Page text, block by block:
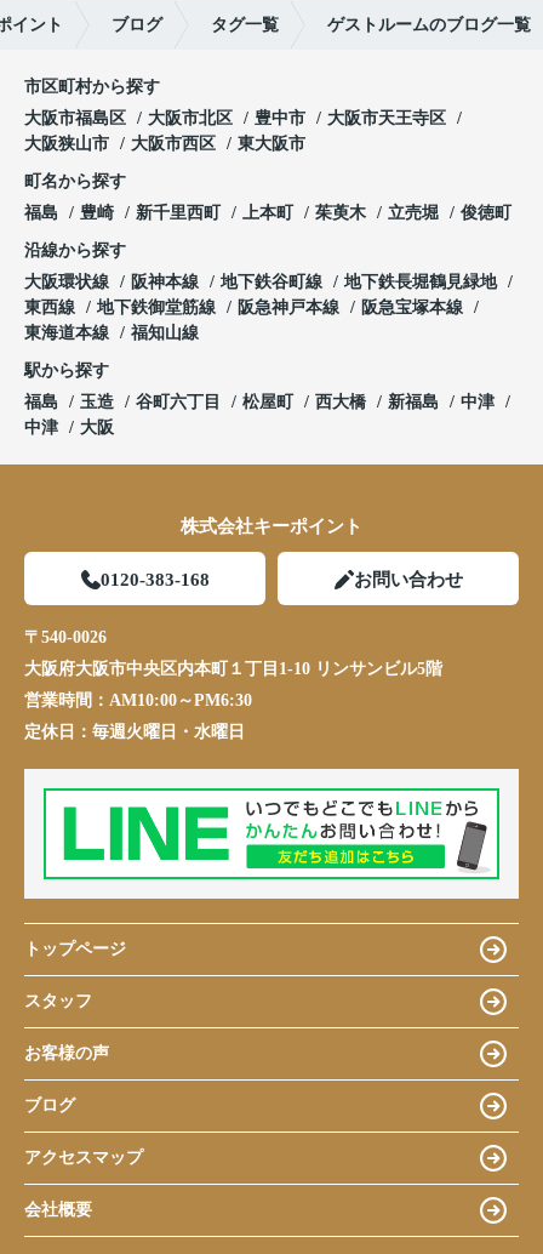
イント ブログ タグ一覧 ゲストルームのブログ一覧
市区町村から探す
大阪市福島区
大阪市北区 豊中市
大阪市天王寺区
大阪狭山市
大阪市西区 東大阪市
町名から探す
福島
豊崎 新千里西町 上本町 茱萸木 立売堀 俊徳町
沿線から探す
大阪環状線
阪神本線 地下鉄谷町線
地下鉄長堀鶴見緑地
東西線
地下鉄御堂筋線 阪急神戸本線
阪急宝塚本線
東海道本線
福知山線
駅から探す
福島
玉造 谷町六丁目 松屋町 西大橋 新福島
中津
中津
大阪
株式会社キーポイント
0120-383-168 お問い合わせ
〒540-0026
大阪府大阪市中央区内本町１丁目1-10 リンサンビル5階
営業時間： AM10:00～PM6:30
定休日： 毎週火曜日・水曜日
トップページ
スタッフ
お客様の声
ブログ
アクセスマップ
会社概要